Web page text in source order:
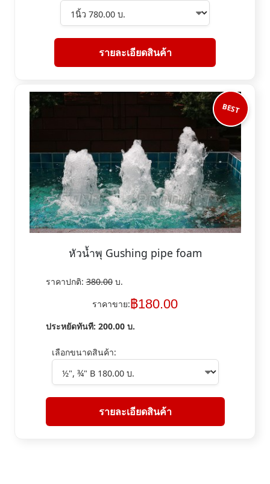
รายละเอียดสินค้า
BEST
หัวน้ำพุ Gushing pipe foam
ราคาปกติ:380.00บ.
ราคาขาย:฿180.00
ประหยัดทันที: 200.00บ.
เลือกขนาดสินค้า:
รายละเอียดสินค้า